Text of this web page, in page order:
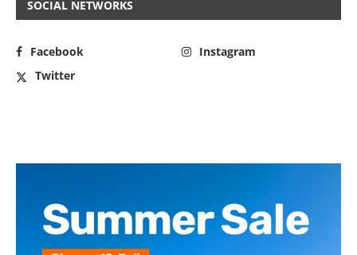
SOCIAL NETWORKS
Facebook
Instagram
Twitter